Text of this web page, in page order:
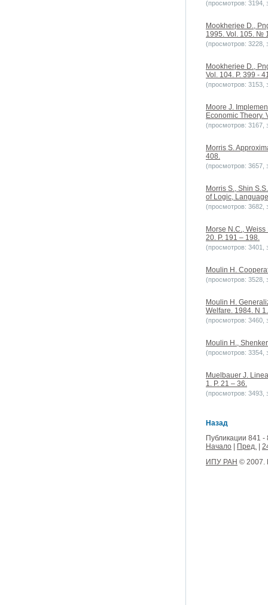
(просмотров: 3194,
Mookherjee D.,
1995. Vol. 105. №
(просмотров: 3228,
Mookherjee D.,
Vol. 104. P. 399 -
(просмотров: 3153,
Moore J.
Economic Theory.
(просмотров: 3167,
Morris S.
408.
(просмотров: 3657,
Morris S., Shin
of Logic,
(просмотров: 3682,
Morse N.C.,
20. P. 191 – 198.
(просмотров: 3401,
Moulin H.
(просмотров: 3528,
Moulin H.
Welfare. 1984. N
(просмотров: 3460,
Moulin H.,
(просмотров: 3354,
Muelbauer J.
1. P. 21 – 36.
(просмотров: 3493,
Назад
Публикации 841 -
Начало
Пред.
ИПУ РАН © 2007.